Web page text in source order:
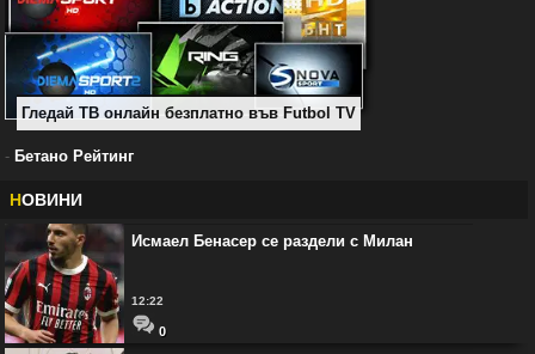
Гледай ТВ онлайн безплатно във Futbol TV
- Бетано Рейтинг
НОВИНИ
Исмаел Бенасер се раздели с Милан
12:22
0